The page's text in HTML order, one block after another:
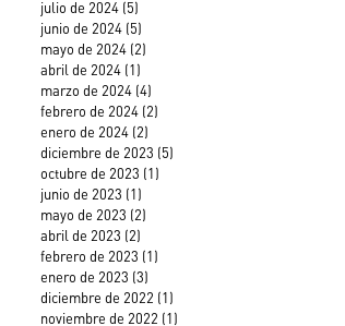
julio de 2024 (5)
junio de 2024 (5)
mayo de 2024 (2)
abril de 2024 (1)
marzo de 2024 (4)
febrero de 2024 (2)
enero de 2024 (2)
diciembre de 2023 (5)
octubre de 2023 (1)
junio de 2023 (1)
mayo de 2023 (2)
abril de 2023 (2)
febrero de 2023 (1)
enero de 2023 (3)
diciembre de 2022 (1)
noviembre de 2022 (1)